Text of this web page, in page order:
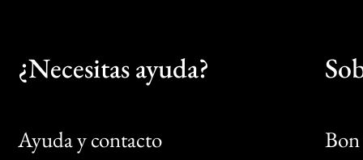
¿Necesitas ayuda?
Ayuda y contacto